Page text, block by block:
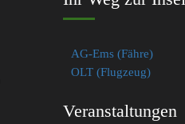
AG-Ems (Fähre)
OLT (Flugzeug)
Veranstaltungen